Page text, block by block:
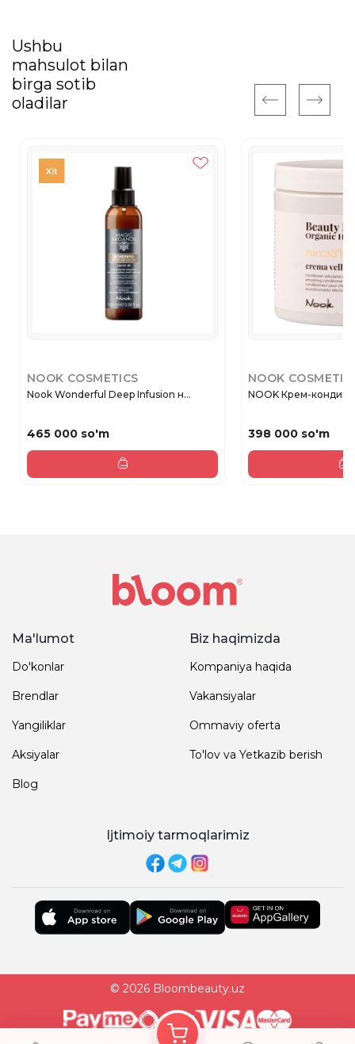
Ushbu
mahsulot bilan
birga sotib
oladilar
NOOK COSMETICS
Nook Wonderful Deep Infusion н...
465 000 so'm
NOOK
NOOK Крем-
398 000 so'm
Ma'lumot
Do'konlar
Brendlar
Yangiliklar
Aksiyalar
Blog
Biz haqimizda
Kompaniya haqida
Vakansiyalar
Ommaviy oferta
To'lov va Yetkazib berish
Ijtimoiy tarmoqlarimiz
© 2026 Bloombeauty.uz